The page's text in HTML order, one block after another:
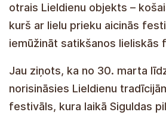
otrais Lieldienu objekts –
kurš ar lielu prieku aicinās
iemūžināt satikšanos lieliskās
Jau ziņots, ka no 30. marta
norisināsies Lieldienu
festivāls, kura laikā Siguldas